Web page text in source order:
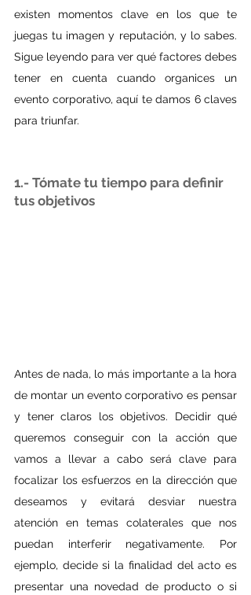
existen momentos clave en los que te
juegas tu imagen y reputación, y lo sabes.
Sigue leyendo para ver qué factores debes
tener en cuenta cuando organices un
evento corporativo, aquí te damos 6 claves
para triunfar.
1.- Tómate tu tiempo para definir
tus objetivos
Antes de nada, lo más importante a la hora
de montar un evento corporativo es pensar
y tener claros los objetivos. Decidir qué
queremos conseguir con la acción que
vamos a llevar a cabo será clave para
focalizar los esfuerzos en la dirección que
deseamos y evitará desviar nuestra
atención en temas colaterales que nos
puedan interferir negativamente. Por
ejemplo, decide si la finalidad del acto es
presentar una novedad de producto o si